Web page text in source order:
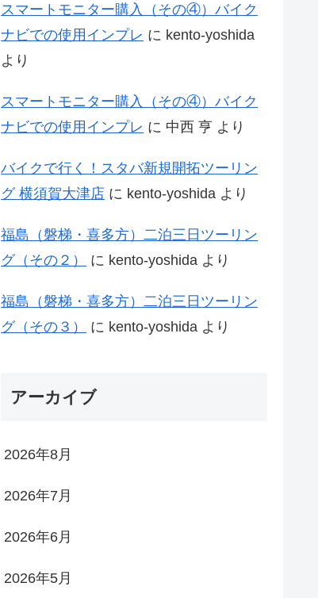
スマートモニター購入（その④）バイク
ナビでの使用インプレ に kento-yoshida
より
スマートモニター購入（その④）バイク
ナビでの使用インプレ に 中西 亨 より
バイクで行く！スタバ新規開拓ツーリン
グ 横須賀大津店 に kento-yoshida より
福島（磐梯・喜多方）二泊三日ツーリン
グ（その２）
に kento-yoshida より
福島（磐梯・喜多方）二泊三日ツーリン
グ（その３）
に kento-yoshida より
アーカイブ
2026年8月
2026年7月
2026年6月
2026年5月